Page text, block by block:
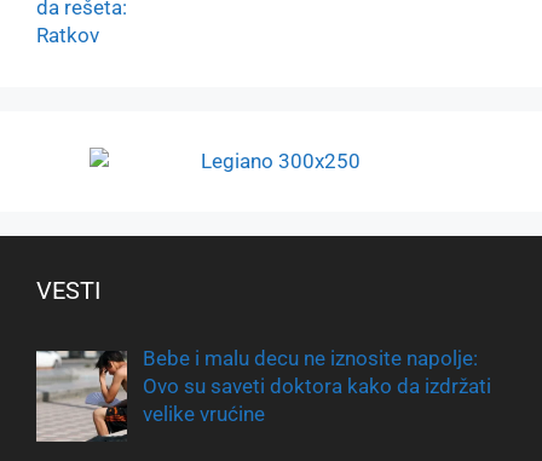
VESTI
Bebe i malu decu ne iznosite napolje:
Ovo su saveti doktora kako da izdržati
velike vrućine